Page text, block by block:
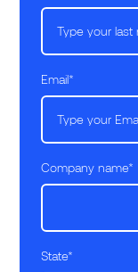
Email*
Company name*
State*